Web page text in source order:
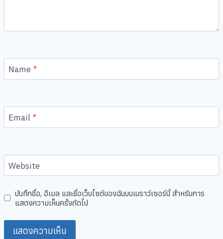
Name *
Email *
Website
บันทึกชื่อ, อีเมล และชื่อเว็บไซต์ของฉันบนเบราว์เซอร์นี้ สำหรับการ
แสดงความเห็นครั้งถัดไป